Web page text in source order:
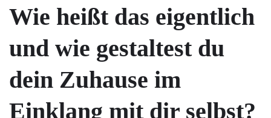
Wie heißt das eigentlich
und wie gestaltest du
dein Zuhause im
Einklang mit dir selbst?